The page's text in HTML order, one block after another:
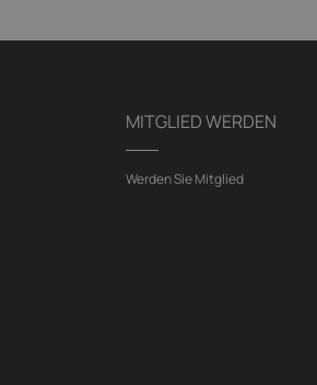
MITGLIED WERDEN
Werden Sie Mitglied